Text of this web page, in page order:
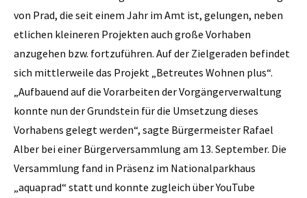
von Prad, die seit einem Jahr im Amt ist, gelungen, neben
etlichen kleineren Projekten auch große Vorhaben
anzugehen bzw. fortzuführen. Auf der Zielgeraden befindet
sich mittlerweile das Projekt „Betreutes Wohnen plus“.
„Aufbauend auf die Vorarbeiten der Vorgängerverwaltung
konnte nun der Grundstein für die Umsetzung dieses
Vorhabens gelegt werden“, sagte Bürgermeister Rafael
Alber bei einer Bürgerversammlung am 13. September. Die
Versammlung fand in Präsenz im Nationalparkhaus
„aquaprad“ statt und konnte zugleich über YouTube